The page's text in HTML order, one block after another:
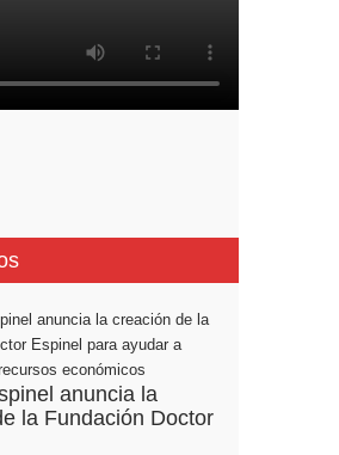
anuncia la
la Fundación Doctor